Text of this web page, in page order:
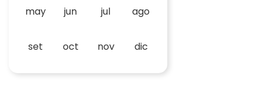
may jun jul ago
set oct nov dic